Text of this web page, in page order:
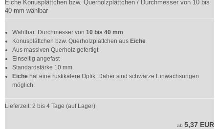
Eiche Konusplättchen bzw. Querholzplättchen / Durchmesser von 10 bis
40 mm wählbar
Wählbar: Durchmesser von 10 bis 40 mm
Konusplättchen bzw. Querholzplättchen aus Eiche
Aus massiven Querholz gefertigt
Einseitig angefast
Standardstärke 10 mm
Eiche hat eine rustikalere Optik. Daher sind schwarze Einwachsungen
möglich.
Lieferzeit: 2 bis 4 Tage (auf Lager)
ab 5,37 EUR